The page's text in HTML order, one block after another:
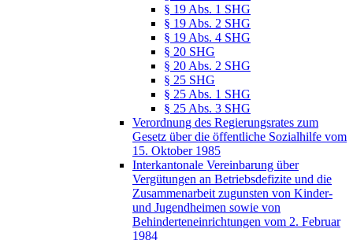
§ 19 Abs. 1 SHG
§ 19 Abs. 2 SHG
§ 19 Abs. 4 SHG
§ 20 SHG
§ 20 Abs. 2 SHG
§ 25 SHG
§ 25 Abs. 1 SHG
§ 25 Abs. 3 SHG
Verordnung des Regierungsrates zum
Gesetz über die öffentliche Sozialhilfe vom
15. Oktober 1985
Interkantonale Vereinbarung über
Vergütungen an Betriebsdefizite und die
Zusammenarbeit zugunsten von Kinder-
und Jugendheimen sowie von
Behinderteneinrichtungen vom 2. Februar
1984